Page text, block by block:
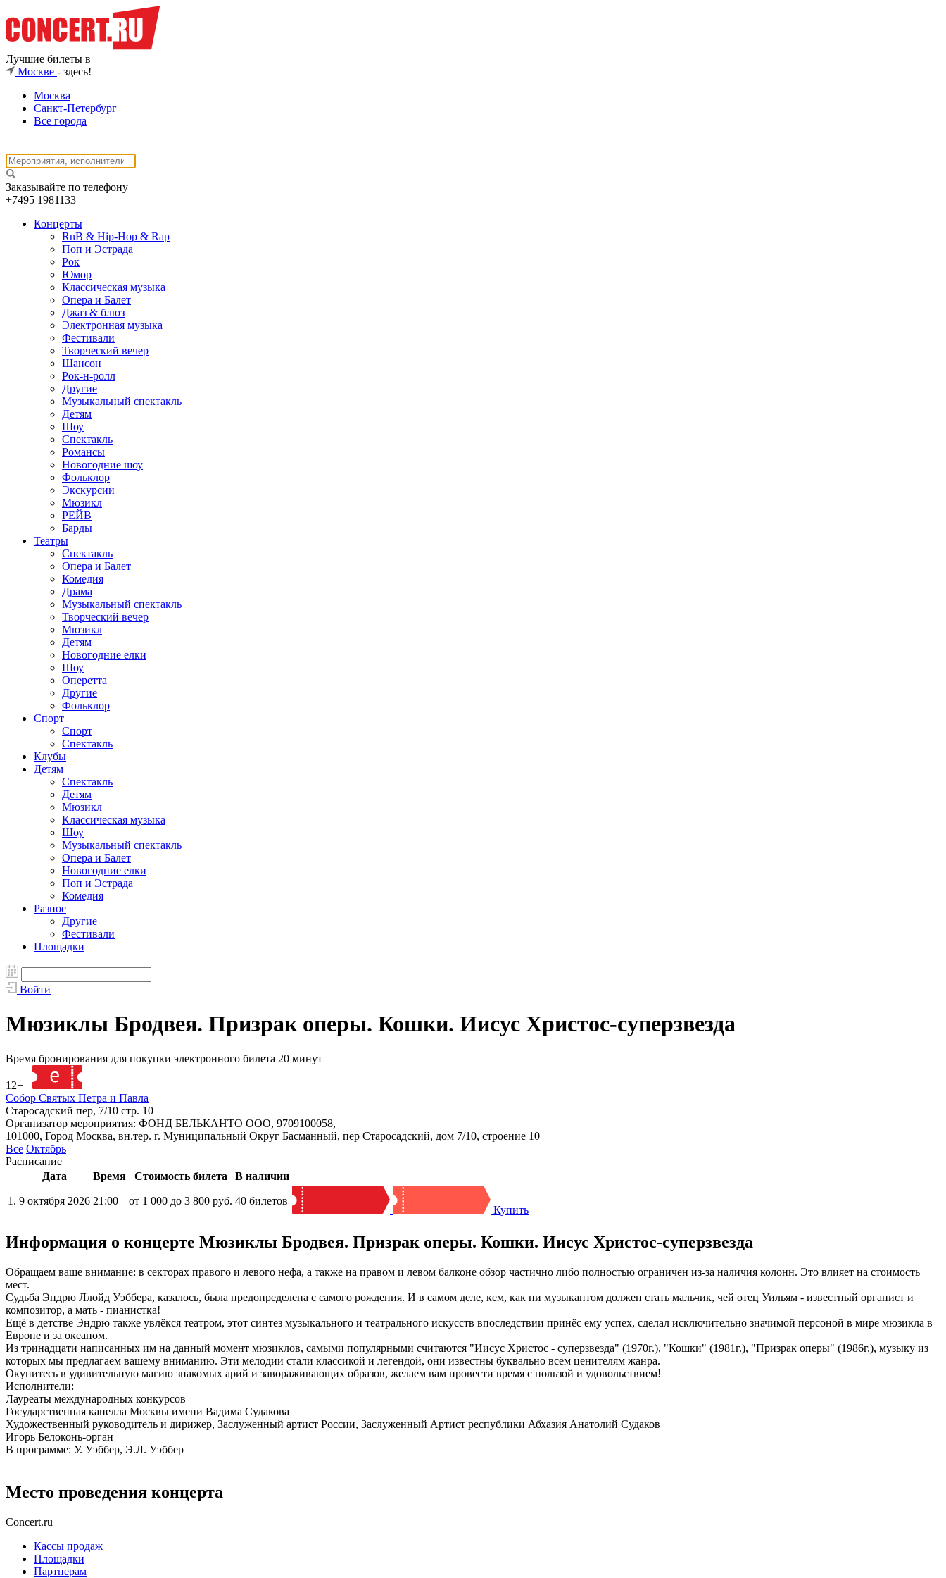
Лучшие билеты в
Москве - здесь!
Москва
Санкт-Петербург
Все города
Заказывайте по телефону
+7495 1981133
Концерты
RnB & Hip-Hop & Rap
Поп и Эстрада
Рок
Юмор
Классическая музыка
Опера и Балет
Джаз & блюз
Электронная музыка
Фестивали
Творческий вечер
Шансон
Рок-н-ролл
Другие
Музыкальный спектакль
Детям
Шоу
Спектакль
Романсы
Новогодние шоу
Фольклор
Экскурсии
Мюзикл
РЕЙВ
Барды
Театры
Спектакль
Опера и Балет
Комедия
Драма
Музыкальный спектакль
Творческий вечер
Мюзикл
Детям
Новогодние елки
Шоу
Оперетта
Другие
Фольклор
Спорт
Спорт
Спектакль
Клубы
Детям
Спектакль
Детям
Мюзикл
Классическая музыка
Шоу
Музыкальный спектакль
Опера и Балет
Новогодние елки
Поп и Эстрада
Комедия
Разное
Другие
Фестивали
Площадки
Войти
Мюзиклы Бродвея. Призрак оперы. Кошки. Иисус Христос-суперзвезда
Время бронирования для покупки электронного билета 20 минут
12+
Собор Святых Петра и Павла
Старосадский пер, 7/10 стр. 10
Организатор мероприятия: ФОНД БЕЛЬКАНТО ООО, 9709100058,
101000, Город Москва, вн.тер. г. Муниципальный Округ Басманный, пер Старосадский, дом 7/10, строение 10
Все Октябрь
Расписание
Дата
Время Стоимость билета В наличии
1. 9 октября 2026 21:00 от 1 000 до 3 800 руб. 40 билетов
Купить
Информация о концерте Мюзиклы Бродвея. Призрак оперы. Кошки. Иисус Христос-суперзвезда
Обращаем ваше внимание: в секторах правого и левого нефа, а также на правом и левом балконе обзор частично либо полностью ограничен из-за наличия колонн. Это влияет на стоимость
мест.
Судьба Эндрю Ллойд Уэббера, казалось, была предопределена с самого рождения. И в самом деле, кем, как ни музыкантом должен стать мальчик, чей отец Уильям - известный органист и
композитор, а мать - пианистка!
Ещё в детстве Эндрю также увлёкся театром, этот синтез музыкального и театрального искусств впоследствии принёс ему успех, сделал исключительно значимой персоной в мире мюзикла в
Европе и за океаном.
Из тринадцати написанных им на данный момент мюзиклов, самыми популярными считаются "Иисус Христос - суперзвезда" (1970г.), "Кошки" (1981г.), "Призрак оперы" (1986г.), музыку из
которых мы предлагаем вашему вниманию. Эти мелодии стали классикой и легендой, они известны буквально всем ценителям жанра.
Окунитесь в удивительную магию знакомых арий и завораживающих образов, желаем вам провести время с пользой и удовольствием!
Исполнители:
Лауреаты международных конкурсов
Государственная капелла Москвы имени Вадима Судакова
Художественный руководитель и дирижер, Заслуженный артист России, Заслуженный Артист республики Абхазия Анатолий Судаков
Игорь Белоконь-орган
В программе: У. Уэббер, Э.Л. Уэббер
Место проведения концерта
Concert.ru
Кассы продаж
Площадки
Партнерам